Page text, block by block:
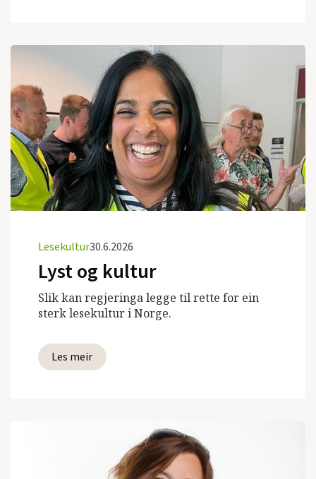
Lesekultur30.6.2026
Lyst og kultur
Slik kan regjeringa legge til rette for ein
sterk lesekultur i Norge.
Les meir